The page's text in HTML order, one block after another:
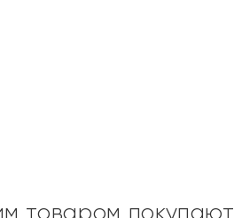
товаром покупают